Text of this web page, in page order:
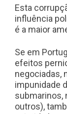
Esta
influência
é a maior
Se em
efeitos
negociadas,
impunidade
submarinos,
outros),